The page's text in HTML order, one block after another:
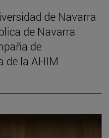
de Navarra
de Navarra
de
de la AHIM